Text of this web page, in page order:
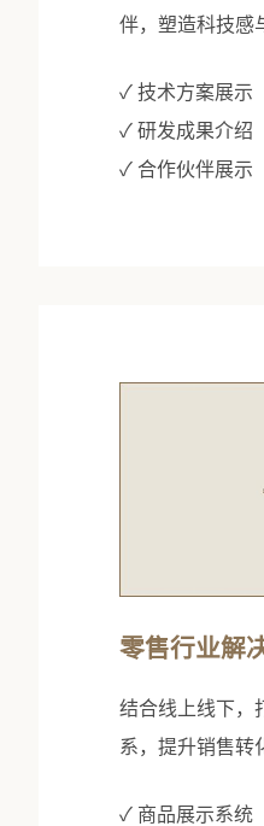
伴，塑造科技感
✓ 技术方案展示
✓ 研发成果介绍
✓ 合作伙伴展示
零售行业解
结合线上线下，
系，提升销售转
✓ 商品展示系统